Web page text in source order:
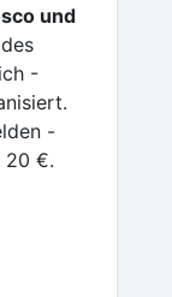
und
-
-
20 €.